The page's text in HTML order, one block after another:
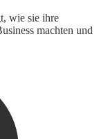
wie sie ihre
machten und